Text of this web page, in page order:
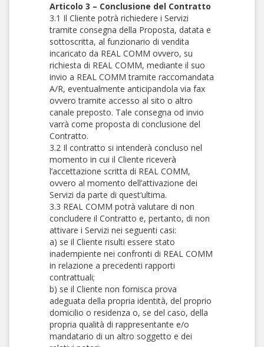
Articolo 3 – Conclusione del Contratto
3.1 Il Cliente potrà richiedere i Servizi
tramite consegna della Proposta, datata e
sottoscritta, al funzionario di vendita
incaricato da REAL COMM ovvero, su
richiesta di REAL COMM, mediante il suo
invio a REAL COMM tramite raccomandata
A/R, eventualmente anticipandola via fax
ovvero tramite accesso al sito o altro
canale preposto. Tale consegna od invio
varrà come proposta di conclusione del
Contratto.
3.2 Il contratto si intenderà concluso nel
momento in cui il Cliente riceverà
l’accettazione scritta di REAL COMM,
ovvero al momento dell’attivazione dei
Servizi da parte di quest’ultima.
3.3 REAL COMM potrà valutare di non
concludere il Contratto e, pertanto, di non
attivare i Servizi nei seguenti casi:
a) se il Cliente risulti essere stato
inadempiente nei confronti di REAL COMM
in relazione a precedenti rapporti
contrattuali;
b) se il Cliente non fornisca prova
adeguata della propria identità, del proprio
domicilio o residenza o, se del caso, della
propria qualità di rappresentante e/o
mandatario di un altro soggetto e dei